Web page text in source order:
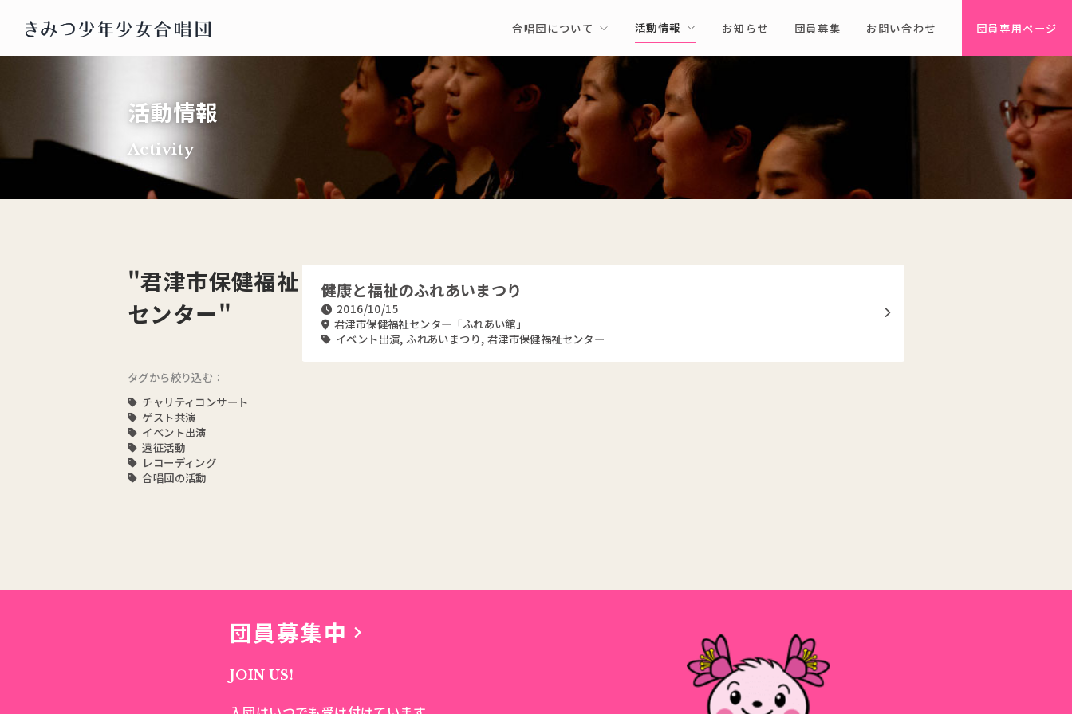
合唱団について 活動情報 お知らせ 団員募集 お問い合わせ 団員専用ページ
活動情報
Activity
"君津市保健福祉
センター"
タグから絞り込む：
チャリティコンサート
ゲスト共演
イベント出演
遠征活動
レコーディング
合唱団の活動
健康と福祉のふれあいまつり
2016/10/15
君津市保健福祉センター「ふれあい館」
イベント出演,ふれあいまつり, 君津市保健福祉センター
団員募集中
JOIN US!